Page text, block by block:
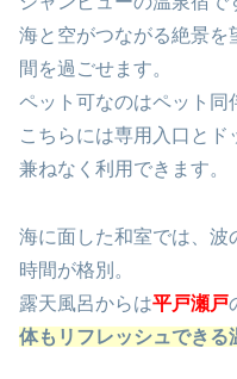
海と空がつながる絶景を
間を過ごせます。
ペット可なのはペット同
こちらには専用入口と
兼ねなく利用できます。
海に面した和室では、波
時間が格別。
露天風呂からは平戸瀬戸
体もリフレッシュできる